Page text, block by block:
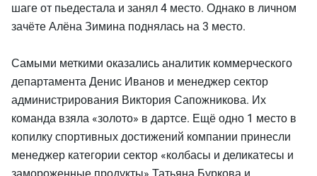
шаге от пьедестала и занял 4 место. Однако в личном
зачёте Алёна Зимина поднялась на 3 место.
Самыми меткими оказались аналитик коммерческого
департамента Денис Иванов и менеджер сектор
администрирования Виктория Сапожникова. Их
команда взяла «золото» в дартсе. Ещё одно 1 место в
копилку спортивных достижений компании принесли
менеджер категории сектор «колбасы и деликатесы и
замороженные продукты» Татьяна Буркова и